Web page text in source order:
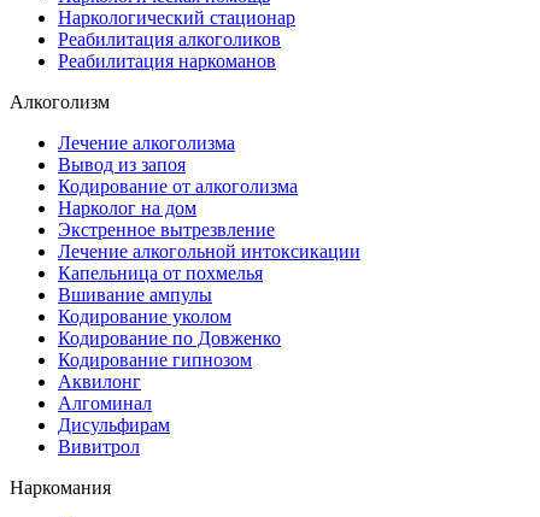
Наркологический стационар
Реабилитация алкоголиков
Реабилитация наркоманов
Алкоголизм
Лечение алкоголизма
Вывод из запоя
Кодирование от алкоголизма
Нарколог на дом
Экстренное вытрезвление
Лечение алкогольной интоксикации
Капельница от похмелья
Вшивание ампулы
Кодирование уколом
Кодирование по Довженко
Кодирование гипнозом
Аквилонг
Алгоминал
Дисульфирам
Вивитрол
Наркомания